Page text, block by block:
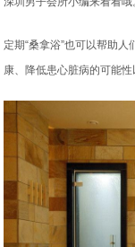
定期“桑拿浴”也可以帮助
康、降低患心脏病的可能性